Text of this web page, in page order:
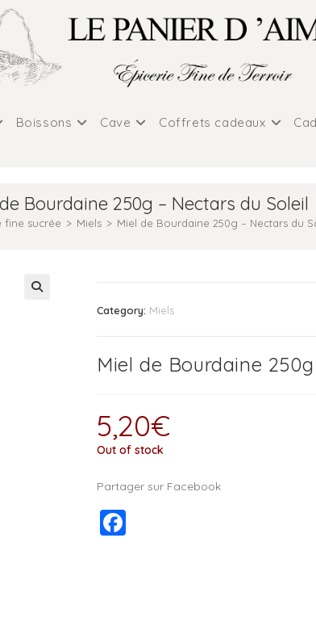
Boissons Cave Coffrets cadeaux
Bourdaine 250g – Nectars du Soleil
fine sucrée > Miels > Miel de Bourdaine 250g – Nectars du
Category: Miels
Miel de Bourdaine
5,20€
Out of stock
Partager sur Facebook